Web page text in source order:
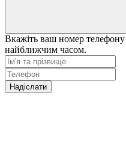
Вкажіть ваш номер
найближчим часом.
Надіслати